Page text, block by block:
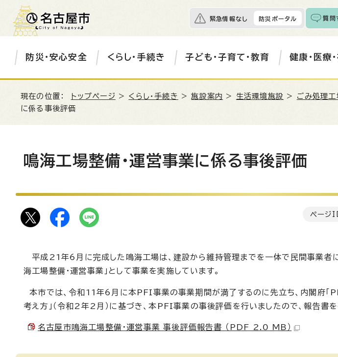
緊急情報なし 防災ポータル 質問
防災・安心安全 くらし・手続き 子ども・子育て・教育 健康・医療
現在の位置： トップページ > くらし・手続き >施設案内 > 生活環境施設 > ごみ処理工
に係る事後評価
鳴海工場整備・運営事業に係る事後評価
ページ
平成21年6月に完成した鳴海工場は、建設から維持管理までを一体で民間事業者
海工場整備・運営事業」として事業を実施しています。
本市では、令和11年6月に本PFI事業の事業期間が満了するのに先立ち、内閣府「
考え方」（令和2年2月）に基づき、本PFI事業の事後評価を行いましたので、報告書を
名古屋市鳴海工場整備・運営事業 事後評価報告書 （PDF 2.0 MB）